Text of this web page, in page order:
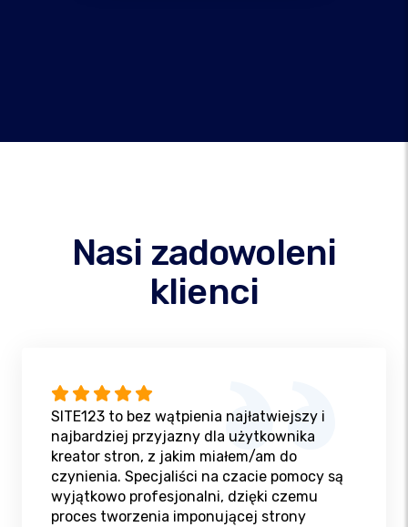
Nasi zadowoleni
klienci
SITE123 to bez wątpienia najłatwiejszy i
najbardziej przyjazny dla użytkownika
kreator stron, z jakim miałem/am do
czynienia. Specjaliści na czacie pomocy są
wyjątkowo profesjonalni, dzięki czemu
proces tworzenia imponującej strony